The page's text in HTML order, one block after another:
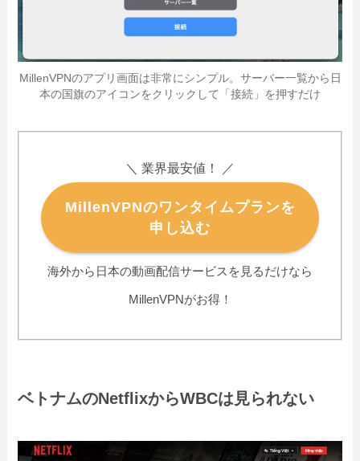
MillenVPNのアプリ画面は非常にシンプル。サーバー一覧から日
本の国旗のアイコンをクリックして「接続」を押すだけ
＼ 業界最安値！ ／
MillenVPNのワンタイムプランを
申し込む
海外から日本の動画配信サービスを見るだけなら
MillenVPNがお得！
ベトナムのNetflixからWBCは見られない